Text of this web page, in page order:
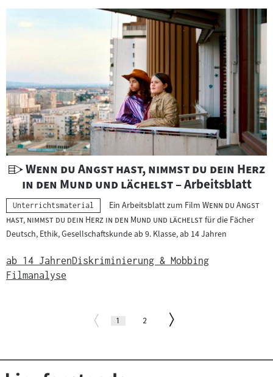
U
n
t
e
r
i
c
"
Wenn du Angst hast, nimmst du dein Herz
in den Mund und lächelst"
– Arbeitsblatt
Kategorie:
Unterrichtsmaterial Ein Arbeitsblatt zum Film "
Wenn du Angst
hast, nimmst du dein Herz in den Mund und lächelst"
für die Fächer
Deutsch, Ethik, Gesellschaftskunde ab 9. Klasse, ab 14 Jahren
ab 14 JahrenDiskriminierung & Mobbing
Filmanalyse
Paginierung
ZurSeite
1 (aktuelle
Seite
2
Zur